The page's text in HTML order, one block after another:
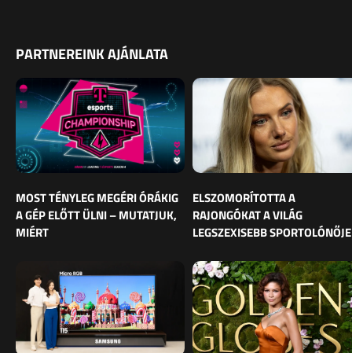
PARTNEREINK AJÁNLATA
MOST TÉNYLEG MEGÉRI ÓRÁKIG
A GÉP ELŐTT ÜLNI – MUTATJUK,
MIÉRT
ELSZOMORÍTOTTA A
RAJONGÓKAT A VILÁG
LEGSZEXISEBB SPORTOLÓNŐJE